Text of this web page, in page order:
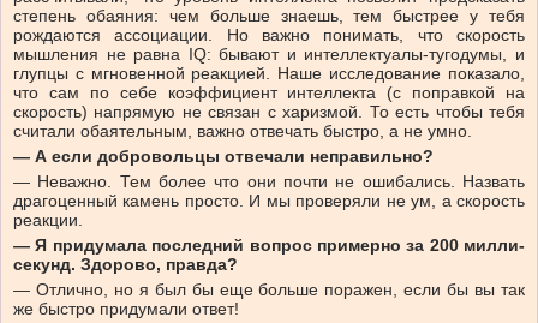
степень обаяния: чем больше знаешь, тем быстрее у тебя
рождаются ассоциации. Но важно понимать, что скорость
мышления не равна IQ: бывают и интеллектуалы-тугодумы, и
глупцы с мгновенной реакцией. Наше исследование показало,
что сам по себе коэффициент интеллекта (с поправкой на
скорость) напрямую не связан с харизмой. То есть чтобы тебя
считали обаятельным, важно отвечать быстро, а не умно.
— А если добровольцы ­отвечали неправильно?
— Неважно. Тем более что они почти не ошибались. Назвать
драгоценный камень ­просто. И мы проверяли не ум, а скорость
реакции.
— Я придумала последний ­вопрос примерно за 200 милли­
секунд. Здорово, правда?
— Отлично, но я был бы еще больше поражен, если бы вы так
же быстро придумали ответ!